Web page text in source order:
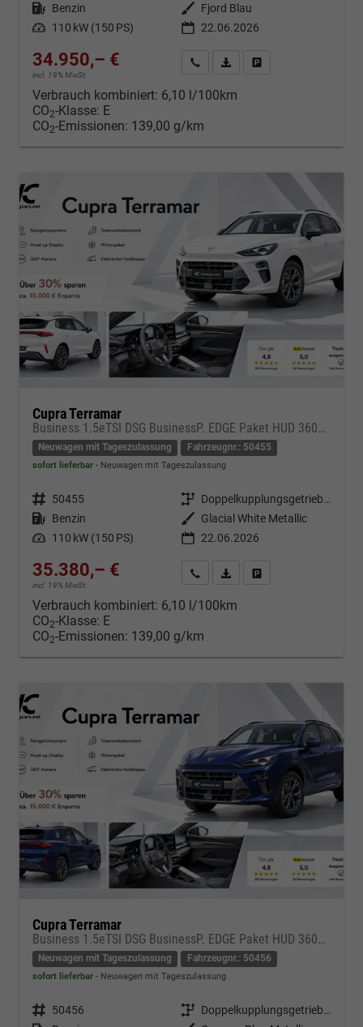
Kraftstoff Benzin Außenfarbe
Fjord Blau
Leistung 110 kW (150 PS) 22.06.2026
34.950,– €
incl. 19% MwSt.
Kontakt & Angebot anfordern
PDF-Datei, Fahrzeugexposé
Verbrauch kombiniert: 6,10 l/100km
CO2-Klasse: E
CO2-Emissionen: 139,00 g/km
Cupra Terramar
Business 1.5eTSI DSG BusinessP. EDGE Paket HUD 360Cam- DIGITAL DRIVE - INTELLIGENT L Gepäcktrennnetz
Neuwagen mit Tageszulassung Fahrzeugnr.: 50455
sofort lieferbar Neuwagen mit Tageszulassung
Fahrzeugnr. 50455 Getriebe
Doppelkupplungsgetriebe (DSG)
Kraftstoff Benzin Außenfarbe
Glacial White Metallic
Leistung 110 kW (150 PS) 22.06.2026
35.380,– €
incl. 19% MwSt.
Kontakt & Angebot anfordern
PDF-Datei, Fahrzeugexposé
Verbrauch kombiniert: 6,10 l/100km
CO2-Klasse: E
CO2-Emissionen: 139,00 g/km
Cupra Terramar
Business 1.5eTSI DSG BusinessP. EDGE Paket HUD 360Cam- DIGITAL DRIVE - INTELLIGENT L Gepäcktrennnetz
Neuwagen mit Tageszulassung Fahrzeugnr.: 50456
sofort lieferbar Neuwagen mit Tageszulassung
Fahrzeugnr. 50456 Getriebe
Doppelkupplungsgetriebe (DSG)